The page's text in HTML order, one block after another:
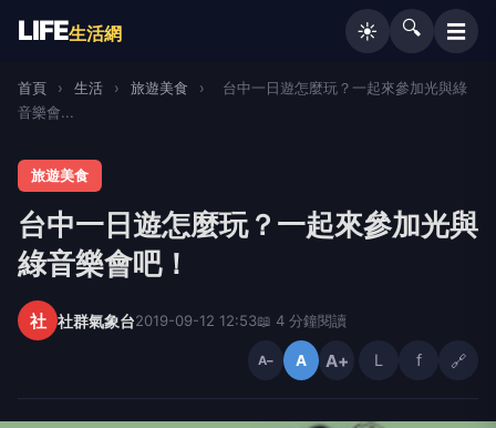
LIFE生活網 ☀️ 🔍 ☰
首頁 › 生活 › 旅遊美食 ›
台中一日遊怎麼玩？一起來參加光與綠
音樂會...
旅遊美食
台中一日遊怎麼玩？一起來參加光與
綠音樂會吧！
社 社群氣象台2019-09-12 12:53📖 4 分鐘閱讀
A− A A+ L f 🔗